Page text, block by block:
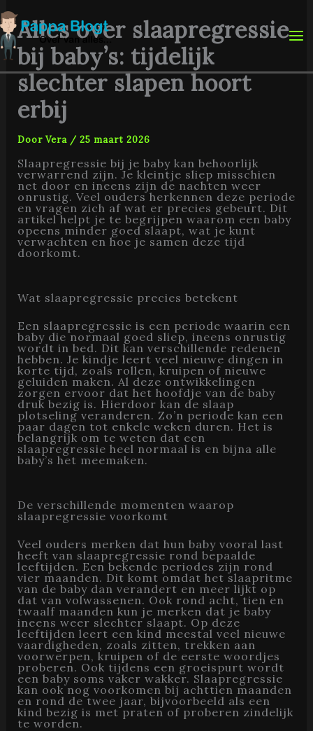
naar
de
inhoud
Alles over slaapregressie
bij baby’s: tijdelijk
slechter slapen hoort
erbij
Door Vera / 25 maart 2026
Slaapregressie bij je baby kan behoorlijk
verwarrend zijn. Je kleintje sliep misschien
net door en ineens zijn de nachten weer
onrustig. Veel ouders herkennen deze periode
en vragen zich af wat er precies gebeurt. Dit
artikel helpt je te begrijpen waarom een baby
opeens minder goed slaapt, wat je kunt
verwachten en hoe je samen deze tijd
doorkomt.
Wat slaapregressie precies betekent
Een slaapregressie is een periode waarin een
baby die normaal goed sliep, ineens onrustig
wordt in bed. Dit kan verschillende redenen
hebben. Je kindje leert veel nieuwe dingen in
korte tijd, zoals rollen, kruipen of nieuwe
geluiden maken. Al deze ontwikkelingen
zorgen ervoor dat het hoofdje van de baby
druk bezig is. Hierdoor kan de slaap
plotseling veranderen. Zo’n periode kan een
paar dagen tot enkele weken duren. Het is
belangrijk om te weten dat een
slaapregressie heel normaal is en bijna alle
baby’s het meemaken.
De verschillende momenten waarop
slaapregressie voorkomt
Veel ouders merken dat hun baby vooral last
heeft van slaapregressie rond bepaalde
leeftijden. Een bekende periodes zijn rond
vier maanden. Dit komt omdat het slaapritme
van de baby dan verandert en meer lijkt op
dat van volwassenen. Ook rond acht, tien en
twaalf maanden kun je merken dat je baby
ineens weer slechter slaapt. Op deze
leeftijden leert een kind meestal veel nieuwe
vaardigheden, zoals zitten, trekken aan
voorwerpen, kruipen of de eerste woordjes
proberen. Ook tijdens een groeispurt wordt
een baby soms vaker wakker. Slaapregressie
kan ook nog voorkomen bij achttien maanden
en rond de twee jaar, bijvoorbeeld als een
kind bezig is met praten of proberen zindelijk
te worden.